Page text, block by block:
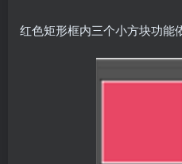
红色矩形框内三个小方块功能